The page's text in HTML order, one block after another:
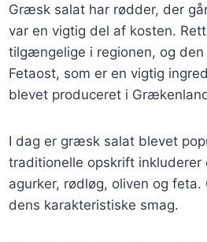
Græsk salat har rødder, der
var en vigtig del af kosten.
tilgængelige i regionen, og
Fetaost, som er en vigtig
blevet produceret i
I dag er græsk salat blevet
traditionelle opskrift
agurker, rødløg, oliven og
dens karakteristiske smag.